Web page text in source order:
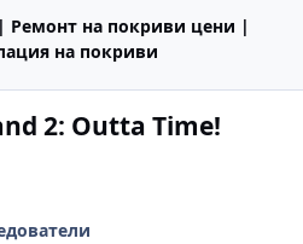
Ремонт на покриви цени |
на покриви
2: Outta Time!